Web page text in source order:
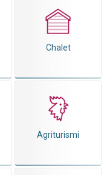
Chalet
Agriturismi